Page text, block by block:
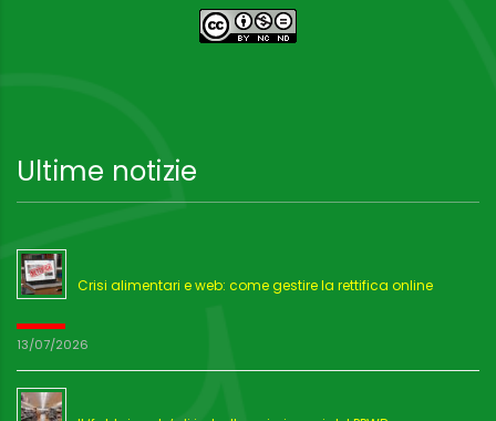
Ultime notizie
Crisi alimentari e web: come gestire la rettifica online
13/07/2026